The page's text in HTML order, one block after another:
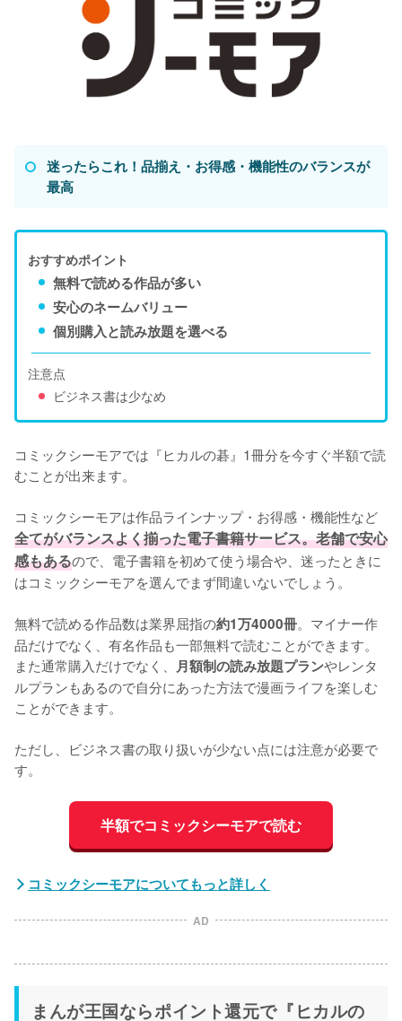
迷ったらこれ！品揃え・お得感・機能性のバランスが
最高
おすすめポイント
無料で読める作品が多い
安心のネームバリュー
個別購入と読み放題を選べる
注意点
ビジネス書は少なめ
コミックシーモアでは『ヒカルの碁』1冊分を今すぐ半額で読
むことが出来ます。
コミックシーモアは作品ラインナップ・お得感・機能性など
全てがバランスよく揃った電子書籍サービス。老舗で安心
感もあるので、電子書籍を初めて使う場合や、迷ったときに
はコミックシーモアを選んでまず間違いないでしょう。
無料で読める作品数は業界屈指の約1万4000冊。マイナー作
品だけでなく、有名作品も一部無料で読むことができます。
また通常購入だけでなく、 月額制の読み放題プランやレンタ
ルプランもあるので自分にあった方法で漫画ライフを楽しむ
ことができます。
ただし、ビジネス書の取り扱いが少ない点には注意が必要で
す。
半額でコミックシーモアで読む
コミックシーモアについてもっと詳しく
AD
まんが王国ならポイント還元で『ヒカルの